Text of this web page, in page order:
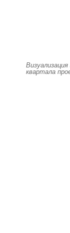
квартала